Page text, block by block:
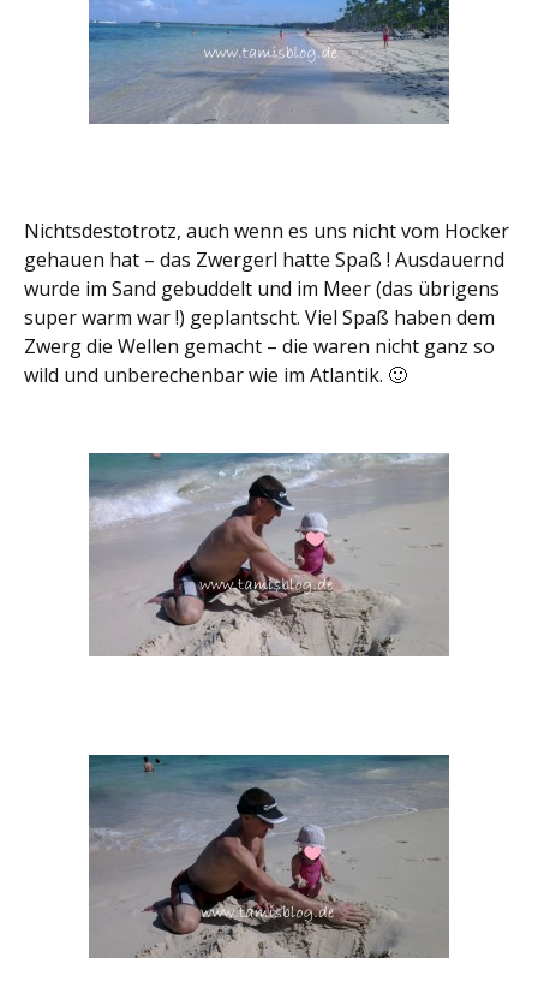
Nichtsdestotrotz, auch wenn es uns nicht vom Hocker
gehauen hat – das Zwergerl hatte Spaß ! Ausdauernd
wurde im Sand gebuddelt und im Meer (das übrigens
super warm war !) geplantscht. Viel Spaß haben dem
Zwerg die Wellen gemacht – die waren nicht ganz so
wild und unberechenbar wie im Atlantik. 🙂